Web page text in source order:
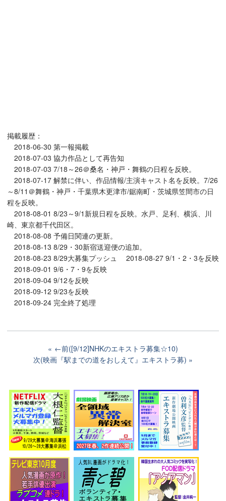
掲載履歴：
2018-06-30 第一報掲載
2018-07-03 協力作品として再告知
2018-07-03 7/18～26＠桑名・神戸・舞鶴の日程を反映。
2018-07-17 解禁に伴い、作品情報/主演キャスト名を反映。7/26
～8/11＠舞鶴・神戸・千葉県木更津市/鋸南町・茨城県笠間市の日
程を反映。
2018-08-01 8/23～9/1新規日程を反映。水戸、足利、横浜、川
崎、東京都千代田区。
2018-08-08 予備日関連の更新。
2018-08-13 8/29・30新宿送迎便の追加。
2018-08-23 8/29大募集プッシュ 2018-08-27 9/1・2・3を反映
2018-09-01 9/6・7・9を反映
2018-09-04 9/12を反映
2018-09-12 9/23を反映
2018-09-24 完全終了処理
←前([9/12]NHKのエキストラ募集☆10)
次(映画『駅までの道をおしえて』エキストラ募)